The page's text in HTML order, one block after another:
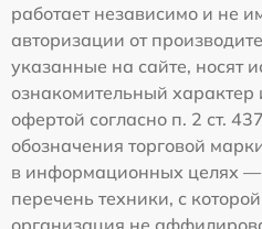
работает независимо и не
авторизации от
указанные на сайте, носят
ознакомительный характер
офертой согласно п. 2 ст.
обозначения торговой
в информационных целях —
перечень техники, с
организация не